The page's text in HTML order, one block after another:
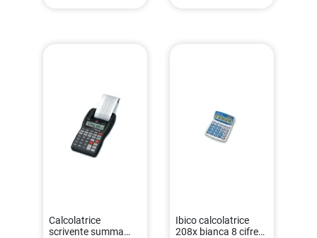
Calcolatrice
scrivente summa
Ibico calcolatrice
208x bianca 8 cifre